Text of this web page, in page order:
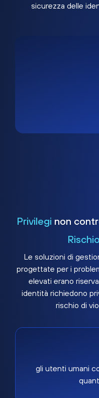
sicurezza delle
Privilegi non
Rischio
Le soluzioni di
progettate per i
elevati erano
identità richiedono
rischio di
gli utenti umani